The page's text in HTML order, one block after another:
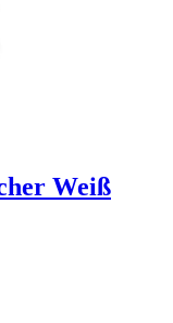
Weiß